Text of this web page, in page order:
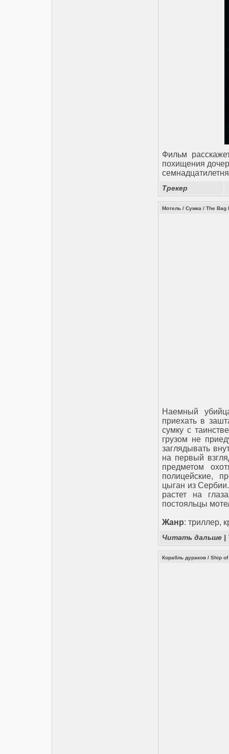
Фильм
похищения
Трекер
Мотель / Сумка / The Bag
Наемный
приехать в
сумку с
грузом не
заглядывать
на первый
предметом
полицейские,
цыган из
растет на
постояльцы
Жанр: триллер,
Читать дальше |
Корабль дураков / Ship